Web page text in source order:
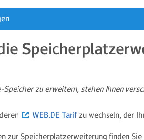
zu erweitern, stehen Ihnen
WEB.DE Tarifzu wechseln, der
zur Speicherplatzerweiterung finden Sie